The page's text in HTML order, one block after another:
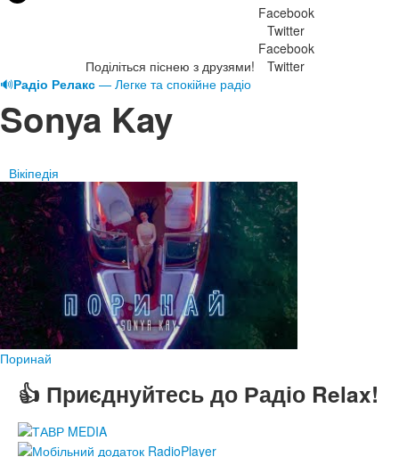
Поділіться піснею з друзями!
Facebook
Twitter
Facebook
Twitter
🔊Радіо Релакс — Легке та спокійне радіо
Sonya Kay
Вікіпедія
Поринай
👍 Приєднуйтесь до Радіо Relax!